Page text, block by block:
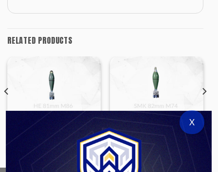
RELATED PRODUCTS
LARGE CALIBER AMMUNITION
HE 81mm M86
LARGE CALIBER AMMUNITION
SMK 82mm M74
X